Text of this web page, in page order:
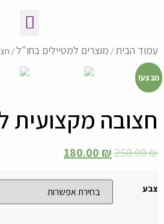
עמוד הבית / מוצרים למטיילים בחו"ל/
מבצע!
חצובה מקצועית
250.00₪
180.00 ₪
צבע